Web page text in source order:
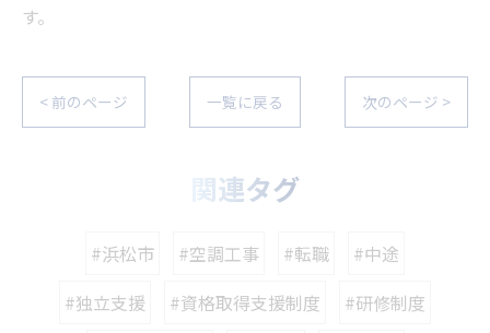
す。
< 前のページ 一覧に戻る 次のページ >
関連タグ
#浜松市 #空調工事 #転職
#中途
#独立支援
#資格取得支援制度
#研修制度